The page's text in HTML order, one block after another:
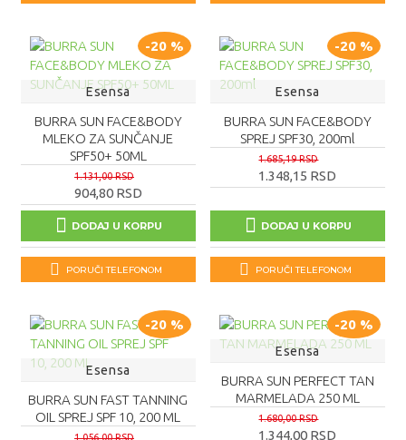
-20 %
Esensa
BURRA SUN FACE&BODY
MLEKO ZA SUNČANJE
SPF50+ 50ML
904,80 RSD
1.131,00 RSD
DODAJ U KORPU
PORUČI TELEFONOM
-20 %
Esensa
BURRA SUN FACE&BODY
SPREJ SPF30, 200ml
1.348,15 RSD
1.685,19 RSD
DODAJ U KORPU
PORUČI TELEFONOM
-20 %
Esensa
BURRA SUN FAST TANNING
OIL SPREJ SPF 10, 200 ML
1.056,00 RSD
-20 %
Esensa
BURRA SUN PERFECT TAN
MARMELADA 250 ML
1.344,00 RSD
1.680,00 RSD